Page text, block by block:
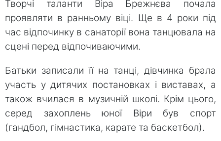
Творчі таланти Віра Брежнєва почала
проявляти в ранньому віці. Ще в 4 роки під
час відпочинку в санаторії вона танцювала на
сцені перед відпочиваючими.
Батьки записали її на танці, дівчинка брала
участь у дитячих постановках і виставах, а
також вчилася в музичній школі. Крім цього,
серед захоплень юної Віри був спорт
(гандбол, гімнастика, карате та баскетбол).